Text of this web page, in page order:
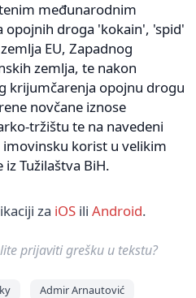
međunarodnim
droga 'kokain', 'spid'
EU, Zapadnog
zemlja, te nakon
krijumčarenja opojnu drogu
novčane iznose
tržištu te na navedeni
korist u velikim
Tužilaštva BiH.
za iOS ili Android.
prijaviti grešku u tekstu?
Admir Arnautović